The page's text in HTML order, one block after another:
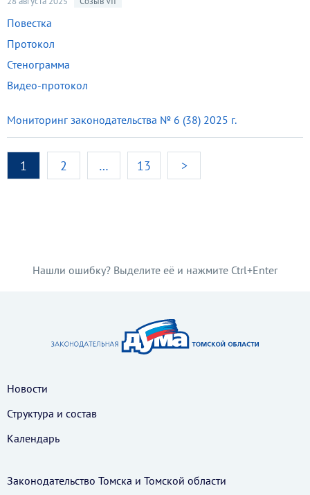
Повестка
Протокол
Стенограмма
Видео-протокол
Мониторинг законодательства № 6 (38) 2025 г.
1 2 … 13 >
Нашли ошибку? Выделите её и нажмите Ctrl+Enter
Новости
Структура и состав
Календарь
Законодательство Томска и Томской области